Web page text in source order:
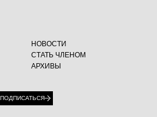
НОВОСТИ
СТАТЬ ЧЛЕНОМ
АРХИВЫ
ПОДПИСАТЬСЯ